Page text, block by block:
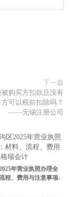
下一篇
被购买方扣款且没有
可以税前扣除吗？
——无锡注册公司
年营业执照办理全
程、费用与注意事项-